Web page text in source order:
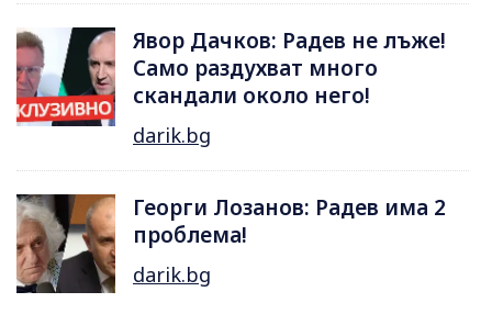
Явор Дачков: Радев не лъже!
Само раздухват много
скандали около него!
darik.bg
Георги Лозанов: Радев има 2
проблема!
darik.bg